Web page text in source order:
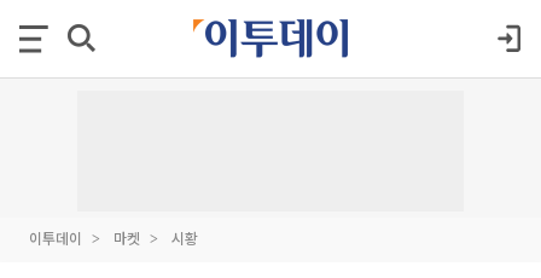
이투데이 마켓 시황